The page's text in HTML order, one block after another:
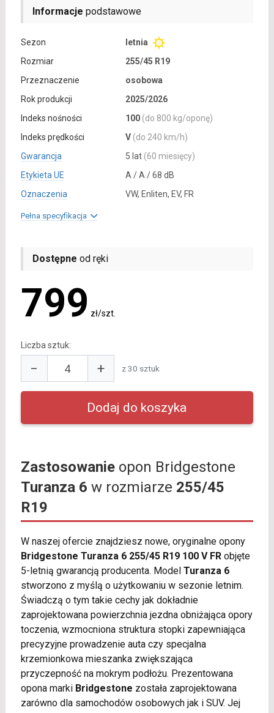
Informacje podstawowe
Sezon
letnia
Rozmiar
255/45 R19
Przeznaczenie
osobowa
Rok produkcji
2025/2026
Indeks nośności
100 (do 800 kg/oponę)
Indeks prędkości
V (do 240 km/h)
Gwarancja
5 lat (60 miesięcy)
Etykieta UE
A / A / 68 dB
Oznaczenia
VW, Enliten, EV, FR
Pełna specyfikacja
Dostępne od ręki
799 zł/szt.
Liczba sztuk:
− + z 30 sztuk
Zastosowanieopon Bridgestone
Turanza 6 w rozmiarze 255/45
R19
W naszej ofercie znajdziesz nowe, oryginalne opony
Bridgestone Turanza 6 255/45 R19 100 V FRobjęte
5-letnią gwarancją producenta. Model Turanza 6
stworzono z myślą o użytkowaniu w sezonie letnim.
Świadczą o tym takie cechy jak dokładnie
zaprojektowana powierzchnia jezdna obniżająca opory
toczenia, wzmocniona struktura stopki zapewniająca
precyzyjne prowadzenie auta czy specjalna
krzemionkowa mieszanka zwiększająca
przyczepność na mokrym podłożu. Prezentowana
opona marki Bridgestone została zaprojektowana
zarówno dla samochodów osobowych jak i SUV. Jej